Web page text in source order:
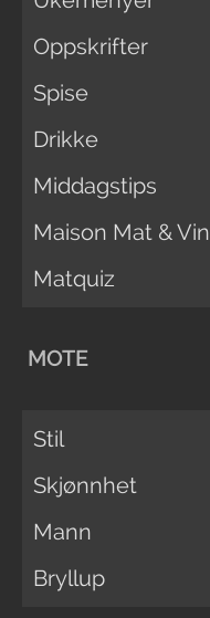
Oppskrifter
Spise
Drikke
Middagstips
Maison Mat & Vin
Matquiz
MOTE
Stil
Skjønnhet
Mann
Bryllup